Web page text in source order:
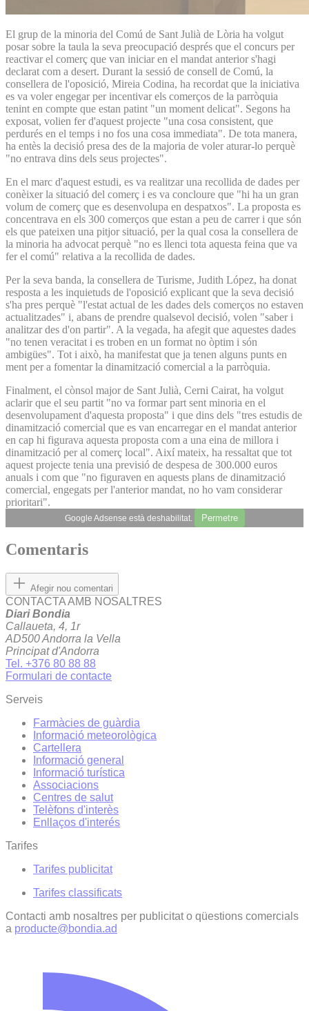
El grup de la minoria del Comú de Sant Julià de Lòria ha volgut
posar sobre la taula la seva preocupació després que el concurs per
reactivar el comerç que van iniciar en el mandat anterior s'hagi
declarat com a desert. Durant la sessió de consell de Comú, la
consellera de l'oposició, Mireia Codina, ha recordat que la iniciativa
es va voler engegar per incentivar els comerços de la parròquia
tenint en compte que estan patint "un moment delicat". Segons ha
exposat, volien fer d'aquest projecte "una cosa consistent, que
perdurés en el temps i no fos una cosa immediata". De tota manera,
ha entès la decisió presa des de la majoria de voler aturar-lo perquè
"no entrava dins dels seus projectes".
En el marc d'aquest estudi, es va realitzar una recollida de dades per
conèixer la situació del comerç i es va concloure que "hi ha un gran
volum de comerç que es desenvolupa en despatxos". La proposta es
concentrava en els 300 comerços que estan a peu de carrer i que són
els que pateixen una pitjor situació, per la qual cosa la consellera de
la minoria ha advocat perquè "no es llenci tota aquesta feina que va
fer el comú" relativa a la recollida de dades.
Per la seva banda, la consellera de Turisme, Judith López, ha donat
resposta a les inquietuds de l'oposició explicant que la seva decisió
s'ha pres perquè "l'estat actual de les dades dels comerços no estaven
actualitzades" i, abans de prendre qualsevol decisió, volen "saber i
analitzar des d'on partir". A la vegada, ha afegit que aquestes dades
"no tenen veracitat i es troben en un format no òptim i són
ambigües". Tot i això, ha manifestat que ja tenen alguns punts en
ment per a fomentar la dinamització comercial a la parròquia.
Finalment, el cònsol major de Sant Julià, Cerni Cairat, ha volgut
aclarir que el seu partit "no va formar part sent minoria en el
desenvolupament d'aquesta proposta" i que dins dels "tres estudis de
dinamització comercial que es van encarregar en el mandat anterior
en cap hi figurava aquesta proposta com a una eina de millora i
dinamització per al comerç local". Així mateix, ha ressaltat que tot
aquest projecte tenia una previsió de despesa de 300.000 euros
anuals i com que "no figuraven en aquests plans de dinamització
comercial, engegats per l'anterior mandat, no ho vam considerar
prioritari".
Google Adsense està deshabilitat. Permetre
Comentaris
Afegir nou comentari
CONTACTA AMB NOSALTRES
Diari Bondia
Callaueta, 4, 1r
AD500 Andorra la Vella
Principat d'Andorra
Tel. +376 80 88 88
Formulari de contacte
Serveis
Farmàcies de guàrdia
Informació meteorològica
Cartellera
Informació general
Informació turística
Associacions
Centres de salut
Telèfons d'interès
Enllaços d'interés
Tarifes
Tarifes publicitat
Tarifes classificats
Contacti amb nosaltres per publicitat o qüestions comercials
a producte@bondia.ad